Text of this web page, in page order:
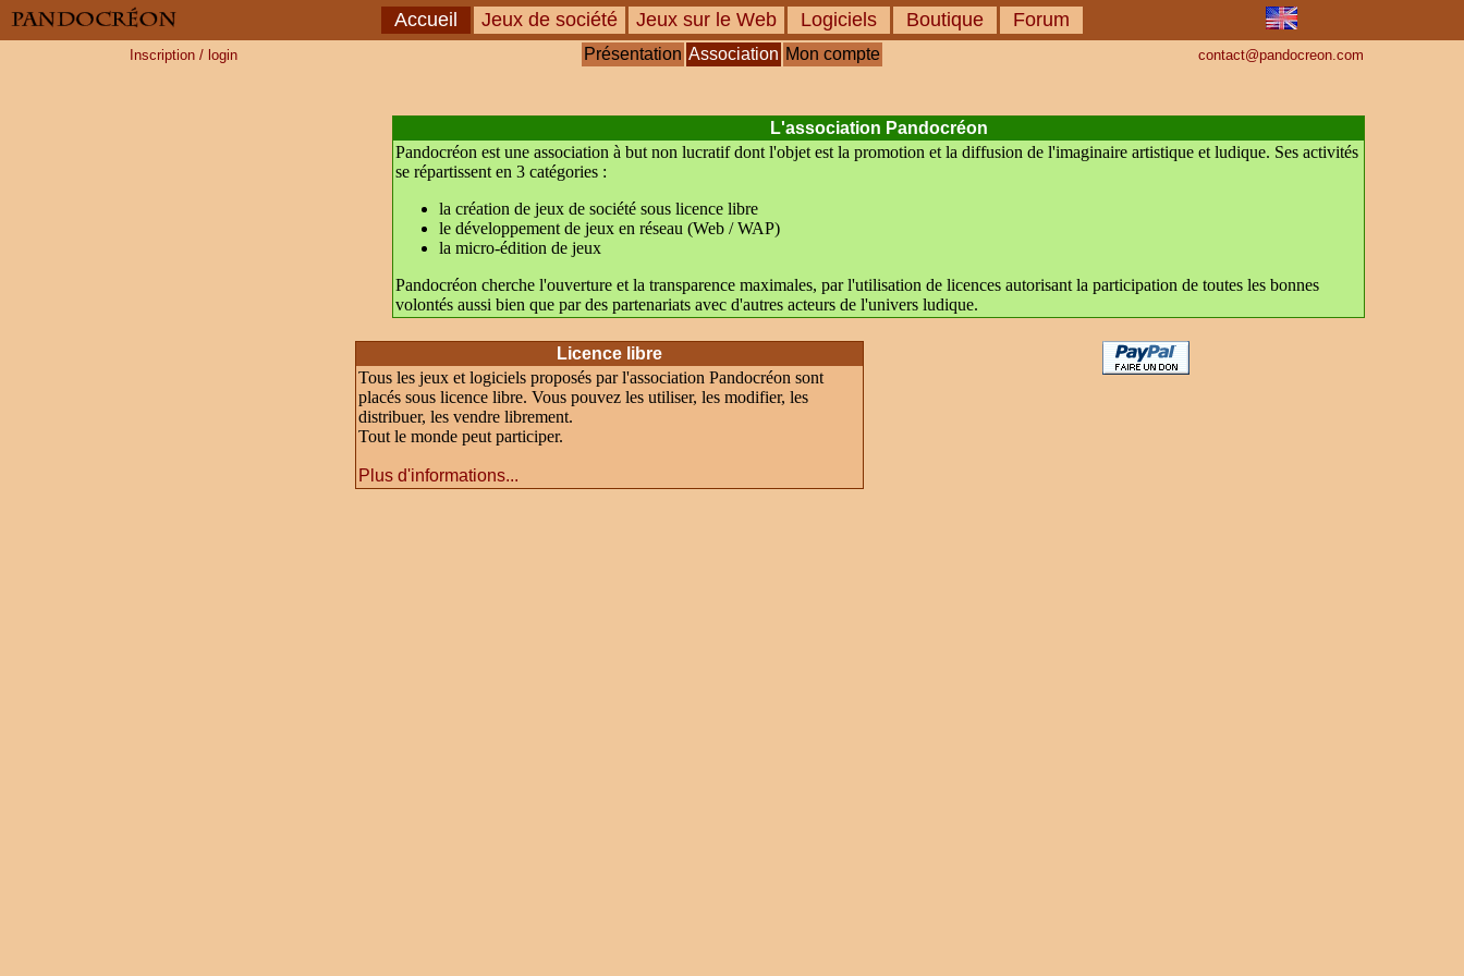
Accueil Jeux de société Jeux sur le Web Logiciels Boutique Forum
Inscription / login Présentation Association Mon compte contact@pandocreon.com
L'association Pandocréon
Pandocréon est une association à but non lucratif dont l'objet est la promotion et la diffusion de l'imaginaire artistique et ludique. Ses activités
se répartissent en 3 catégories :
la création de jeux de société sous licence libre
le développement de jeux en réseau (Web / WAP)
la micro-édition de jeux
Pandocréon cherche l'ouverture et la transparence maximales, par l'utilisation de licences autorisant la participation de toutes les bonnes
volontés aussi bien que par des partenariats avec d'autres acteurs de l'univers ludique.
Licence libre
Tous les jeux et logiciels proposés par l'association Pandocréon sont
placés sous licence libre. Vous pouvez les utiliser, les modifier, les
distribuer, les vendre librement.
Tout le monde peut participer.
Plus d'informations...